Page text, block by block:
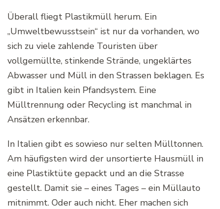
Überall fliegt Plastikmüll herum. Ein
„Umweltbewusstsein“ ist nur da vorhanden, wo
sich zu viele zahlende Touristen über
vollgemüllte, stinkende Strände, ungeklärtes
Abwasser und Müll in den Strassen beklagen. Es
gibt in Italien kein Pfandsystem. Eine
Mülltrennung oder Recycling ist manchmal in
Ansätzen erkennbar.
In Italien gibt es sowieso nur selten Mülltonnen.
Am häufigsten wird der unsortierte Hausmüll in
eine Plastiktüte gepackt und an die Strasse
gestellt. Damit sie – eines Tages – ein Müllauto
mitnimmt. Oder auch nicht. Eher machen sich